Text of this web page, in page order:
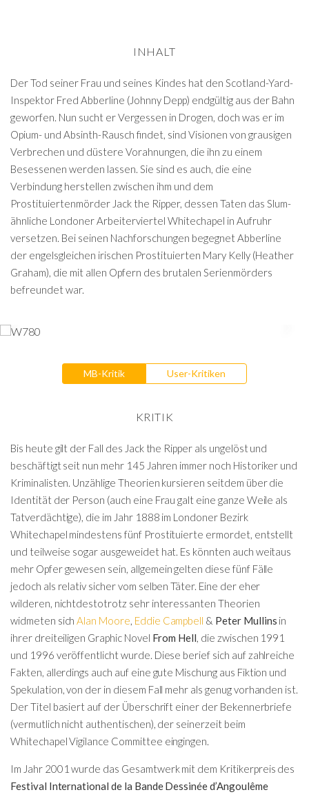
INHALT
Der Tod seiner Frau und seines Kindes hat den Scotland-Yard-
Inspektor Fred Abberline (Johnny Depp) endgültig aus der Bahn
geworfen. Nun sucht er Vergessen in Drogen, doch was er im
Opium- und Absinth-Rausch findet, sind Visionen von grausigen
Verbrechen und düstere Vorahnungen, die ihn zu einem
Besessenen werden lassen. Sie sind es auch, die eine
Verbindung herstellen zwischen ihm und dem
Prostituiertenmörder Jack the Ripper, dessen Taten das Slum-
ähnliche Londoner Arbeiterviertel Whitechapel in Aufruhr
versetzen. Bei seinen Nachforschungen begegnet Abberline
der engelsgleichen irischen Prostituierten Mary Kelly (Heather
Graham), die mit allen Opfern des brutalen Serienmörders
befreundet war.
MB-Kritik User-Kritiken
KRITIK
Bis heute gilt der Fall des Jack the Ripper als ungelöst und
beschäftigt seit nun mehr 145 Jahren immer noch Historiker und
Kriminalisten. Unzählige Theorien kursieren seitdem über die
Identität der Person (auch eine Frau galt eine ganze Weile als
Tatverdächtige), die im Jahr 1888 im Londoner Bezirk
Whitechapel mindestens fünf Prostituierte ermordet, entstellt
und teilweise sogar ausgeweidet hat. Es könnten auch weitaus
mehr Opfer gewesen sein, allgemein gelten diese fünf Fälle
jedoch als relativ sicher vom selben Täter. Eine der eher
wilderen, nichtdestotrotz sehr interessanten Theorien
widmeten sich Alan Moore Eddie Campbell & Peter Mullins in
ihrer dreiteiligen Graphic Novel From Hell , die zwischen 1991
und 1996 veröffentlicht wurde. Diese berief sich auf zahlreiche
Fakten, allerdings auch auf eine gute Mischung aus Fiktion und
Spekulation, von der in diesem Fall mehr als genug vorhanden ist.
Der Titel basiert auf der Überschrift einer der Bekennerbriefe
(vermutlich nicht authentischen), der seinerzeit beim
Whitechapel Vigilance Committee eingingen.
Im Jahr 2001 wurde das Gesamtwerk mit dem Kritikerpreis des
Festival International de la Bande Dessinée d’Angoulême